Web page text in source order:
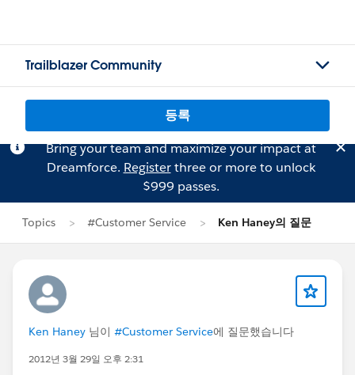
Trailblazer Community
등록
Bring your team and maximize your impact at
Dreamforce. Registerthree or more to unlock
$999 passes.
Topics #Customer Service Ken Haney의 질문
Ken Haney 님이 #Customer Service에 질문했습니다
2012년 3월 29일 오후 2:31